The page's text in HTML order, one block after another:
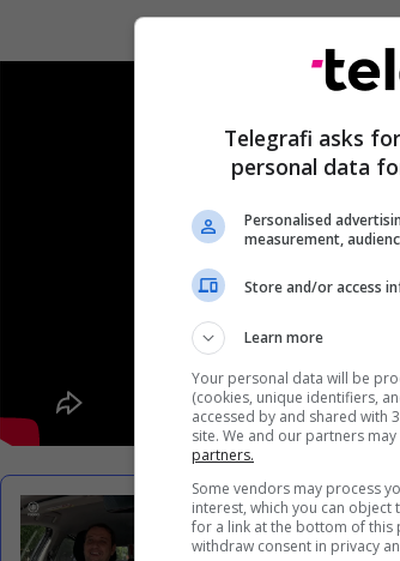
Telegrafi asks
personal data
Personalised
measurement,
Store and/or access
Learn more
Your personal data will be
(cookies, unique identifiers,
accessed by and shared with
site. We and our partners
partners.
Some vendors may process
interest, which you can
for a link at the bottom of this
withdraw consent in privacy